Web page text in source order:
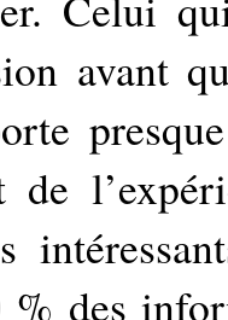
avant
de
des